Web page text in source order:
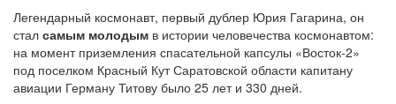
Легендарный космонавт, первый дублер Юрия Гагарина, он
стал самым молодым в истории человечества космонавтом:
на момент приземления спасательной капсулы «Восток-2»
под поселком Красный Кут Саратовской области капитану
авиации Герману Титову было 25 лет и 330 дней.